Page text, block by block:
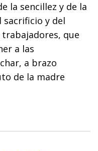
la sencillez y de la
y del
que
a las
a brazo
de la madre